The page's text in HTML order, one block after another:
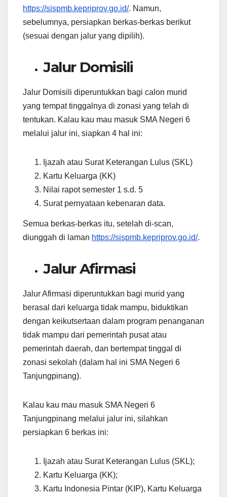
https://sispmb.kepriprov.go.id/. Namun,
sebelumnya, persiapkan berkas-berkas berikut
(sesuai dengan jalur yang dipilih).
Jalur Domisili
Jalur Domisili diperuntukkan bagi calon murid
yang tempat tinggalnya di zonasi yang telah di
tentukan. Kalau kau mau masuk SMA Negeri 6
melalui jalur ini, siapkan 4 hal ini:
Ijazah atau Surat Keterangan Lulus (SKL)
Kartu Keluarga (KK)
Nilai rapot semester 1 s.d. 5
Surat pernyataan kebenaran data.
Semua berkas-berkas itu, setelah di-scan,
diunggah di laman https://sispmb.kepriprov.go.id/.
Jalur Afirmasi
Jalur Afirmasi diperuntukkan bagi murid yang
berasal dari keluarga tidak mampu, biduktikan
dengan keikutsertaan dalam program penanganan
tidak mampu dari pemerintah pusat atau
pemerintah daerah, dan bertempat tinggal di
zonasi sekolah (dalam hal ini SMA Negeri 6
Tanjungpinang).
Kalau kau mau masuk SMA Negeri 6
Tanjungpinang melalui jalur ini, silahkan
persiapkan 6 berkas ini:
Ijazah atau Surat Keterangan Lulus (SKL);
Kartu Keluarga (KK);
Kartu Indonesia Pintar (KIP), Kartu Keluarga